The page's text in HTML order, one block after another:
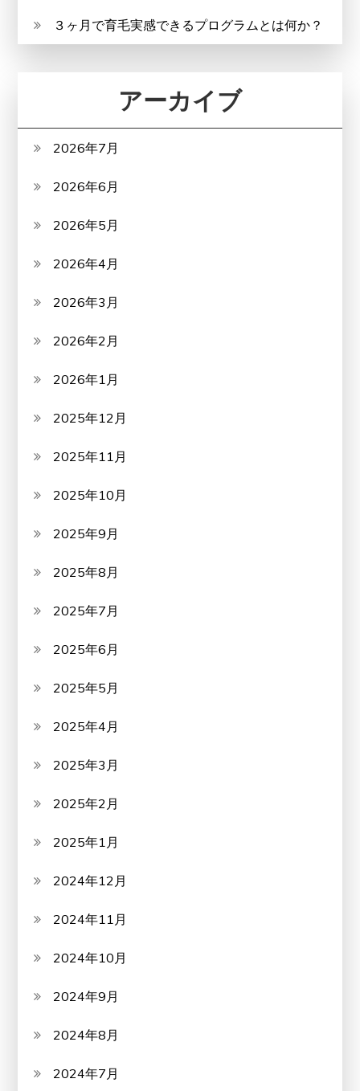
３ヶ月で育毛実感できるプログラムとは何か？
アーカイブ
2026年7月
2026年6月
2026年5月
2026年4月
2026年3月
2026年2月
2026年1月
2025年12月
2025年11月
2025年10月
2025年9月
2025年8月
2025年7月
2025年6月
2025年5月
2025年4月
2025年3月
2025年2月
2025年1月
2024年12月
2024年11月
2024年10月
2024年9月
2024年8月
2024年7月